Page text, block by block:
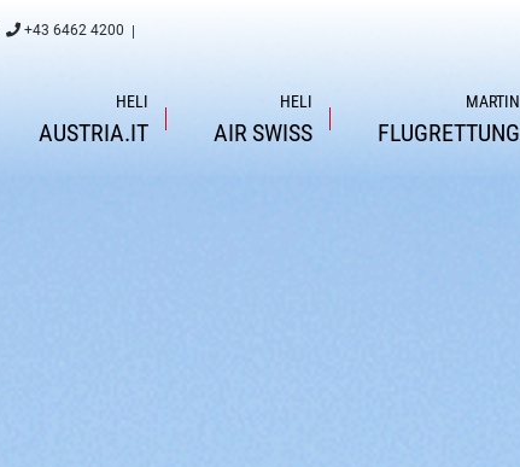
+43 6462 4200
HELI
AUSTRIA.IT
HELI
AIR SWISS
MARTIN
FLUGRETTUNG